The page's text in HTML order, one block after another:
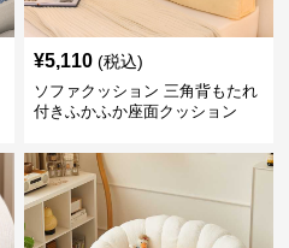
¥5,110 (税込)
ソファクッション 三角背もたれ
付きふかふか座面クッション